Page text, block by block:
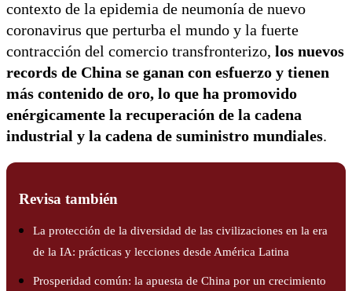
contexto de la epidemia de neumonía de nuevo
coronavirus que perturba el mundo y la fuerte
contracción del comercio transfronterizo, los nuevos
records de China se ganan con esfuerzo y tienen
más contenido de oro, lo que ha promovido
enérgicamente la recuperación de la cadena
industrial y la cadena de suministro mundiales.
Revisa también
La protección de la diversidad de las civilizaciones en la era
de la IA: prácticas y lecciones desde América Latina
Prosperidad común: la apuesta de China por un crecimiento